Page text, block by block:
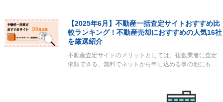
【2025年6月】不動産一括査定サイトおすすめ比
較ランキング！不動産売却におすすめの人気16社
を厳選紹介
不動産査定サイトのメリットとしては、複数業者に査定
依頼できる、無料でネットから申し込める事の他にも…